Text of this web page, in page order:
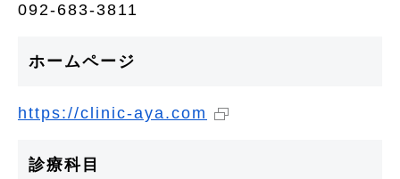
092-683-3811
ホームページ
https://clinic-aya.com
診療科目